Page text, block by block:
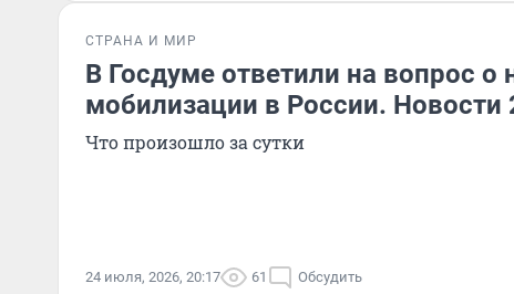
СТРАНА И МИР
В Госдуме ответили на вопрос о
мобилизации в России. Новости
Что произошло за сутки
24 июля, 2026, 20:17 61 Обсудить